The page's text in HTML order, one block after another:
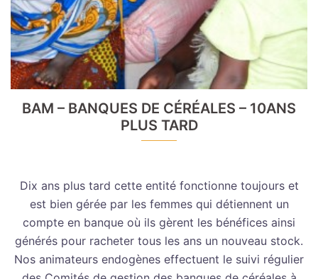
BAM – BANQUES DE CÉRÉALES – 10ANS
PLUS TARD
Dix ans plus tard cette entité fonctionne toujours et
est bien gérée par les femmes qui détiennent un
compte en banque où ils gèrent les bénéfices ainsi
générés pour racheter tous les ans un nouveau stock.
Nos animateurs endogènes effectuent le suivi régulier